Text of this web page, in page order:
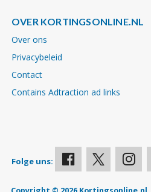
OVER KORTINGSONLINE.NL
Over ons
Privacybeleid
Contact
Contains Adtraction ad links
Folge uns: